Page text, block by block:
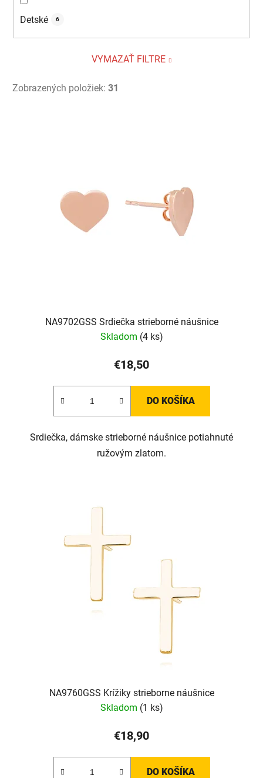
Detské 6
VYMAZAŤ FILTRE
Zobrazených položiek: 31
NA9702GSS Srdiečka strieborné náušnice
Skladom (4 ks)
€18,50
DO KOŠÍKA
Srdiečka, dámske strieborné náušnice potiahnuté
ružovým zlatom.
NA9760GSS Krížiky strieborne náušnice
Skladom (1 ks)
€18,90
DO KOŠÍKA